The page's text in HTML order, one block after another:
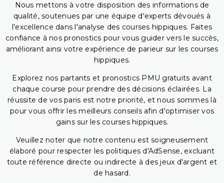
Nous mettons à votre disposition des informations de
qualité, soutenues par une équipe d'experts dévoués à
l'excellence dans l'analyse des courses hippiques. Faites
confiance à nos pronostics pour vous guider vers le succès,
améliorant ainsi votre expérience de parieur sur les courses
hippiques.
Explorez nos partants et pronostics PMU gratuits avant
chaque course pour prendre des décisions éclairées. La
réussite de vos paris est notre priorité, et nous sommes là
pour vous offrir les meilleurs conseils afin d'optimiser vos
gains sur les courses hippiques.
Veuillez noter que notre contenu est soigneusement
élaboré pour respecter les politiques d'AdSense, excluant
toute référence directe ou indirecte à des jeux d'argent et
de hasard.